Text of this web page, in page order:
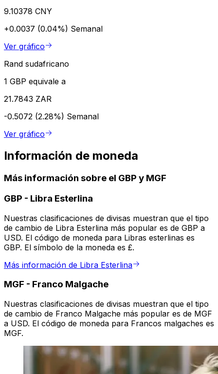
9.10378 CNY
+0.0037 (0.04%) Semanal
Ver gráfico
Rand sudafricano
1 GBP equivale a
21.7843 ZAR
-0.5072 (2.28%) Semanal
Ver gráfico
Información de moneda
Más información sobre el GBP y MGF
GBP - Libra Esterlina
Nuestras clasificaciones de divisas muestran que el tipo
de cambio de Libra Esterlina más popular es de GBP a
USD. El código de moneda para Libras esterlinas es
GBP. El símbolo de la moneda es £.
Más información de Libra Esterlina
MGF - Franco Malgache
Nuestras clasificaciones de divisas muestran que el tipo
de cambio de Franco Malgache más popular es de MGF
a USD. El código de moneda para Francos malgaches es
MGF.